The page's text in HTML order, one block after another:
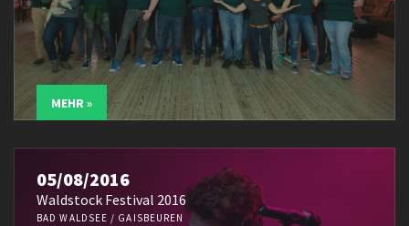
MEHR »
05/08/2016
Waldstock Festival 2016
BAD WALDSEE / GAISBEUREN